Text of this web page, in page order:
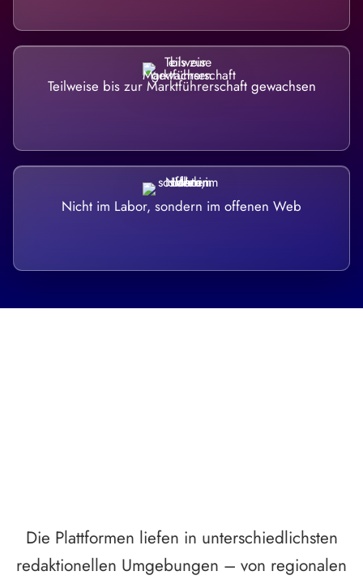
Teilweise bis zur Marktführerschaft gewachsen
Nicht im Labor, sondern im offenen Web
Die Plattformen liefen in unterschiedlichsten
redaktionellen Umgebungen – von regionalen